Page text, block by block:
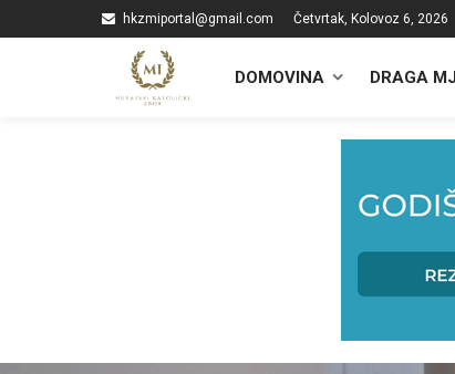
hkzmiportal@gmail.com Četvrtak, Kolovoz 6, 2026
DOMOVINA DRAGA